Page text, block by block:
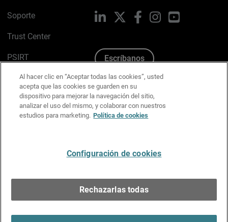
Soporte
Trust Center
PSIRT
Política de cookies
Política de privacidad
Kit de medios y marca
LinkedIn FacebookInstagramYouTube
Escríbanos
Al hacer clic en “Aceptar todas las cookies”, usted
acepta que las cookies se guarden en su
dispositivo para mejorar la navegación del sitio,
analizar el uso del mismo, y colaborar con nuestros
estudios para marketing. Política de cookies
Configuración de cookies
Rechazarlas todas